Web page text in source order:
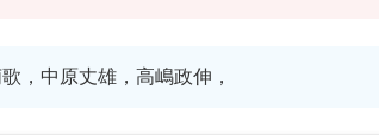
，中原丈雄，高嶋政伸，